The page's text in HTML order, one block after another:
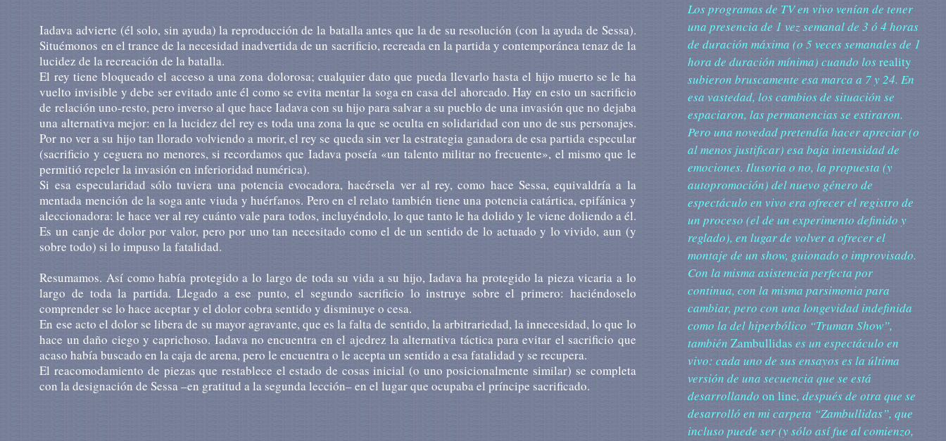
Iadava advierte (él solo, sin ayuda) la reproducción de la batalla antes que la de su resolución (con la ayuda de Sessa).
Situémonos en el trance de la necesidad inadvertida de un sacrificio, recreada en la partida y contemporánea tenaz de la
lucidez de la recreación de la batalla.
El rey tiene bloqueado el acceso a una zona dolorosa; cualquier dato que pueda llevarlo hasta el hijo muerto se le ha
vuelto invisible y debe ser evitado ante él como se evita mentar la soga en casa del ahorcado. Hay en esto un sacrificio
de relación uno-resto, pero inverso al que hace Iadava con su hijo para salvar a su pueblo de una invasión que no dejaba
una alternativa mejor: en la lucidez del rey es toda una zona la que se oculta en solidaridad con uno de sus personajes.
Por no ver a su hijo tan llorado volviendo a morir, el rey se queda sin ver la estrategia ganadora de esa partida especular
(sacrificio y ceguera no menores, si recordamos que Iadava poseía «un talento militar no frecuente», el mismo que le
permitió repeler la invasión en inferioridad numérica).
Si esa especularidad sólo tuviera una potencia evocadora, hacérsela ver al rey, como hace Sessa, equivaldría a la
mentada mención de la soga ante viuda y huérfanos. Pero en el relato también tiene una potencia catártica, epifánica y
aleccionadora: le hace ver al rey cuánto vale para todos, incluyéndolo, lo que tanto le ha dolido y le viene doliendo a él.
Es un canje de dolor por valor, pero por uno tan necesitado como el de un sentido de lo actuado y lo vivido, aun (y
sobre todo) si lo impuso la fatalidad.
Resumamos. Así como había protegido a lo largo de toda su vida a su hijo, Iadava ha protegido la pieza vicaria a lo
largo de toda la partida. Llegado a ese punto, el segundo sacrificio lo instruye sobre el primero: haciéndoselo
comprender se lo hace aceptar y el dolor cobra sentido y disminuye o cesa.
En ese acto el dolor se libera de su mayor agravante, que es la falta de sentido, la arbitrariedad, la innecesidad, lo que lo
hace un daño ciego y caprichoso. Iadava no encuentra en el ajedrez la alternativa táctica para evitar el sacrificio que
acaso había buscado en la caja de arena, pero le encuentra o le acepta un sentido a esa fatalidad y se recupera.
El reacomodamiento de piezas que restablece el estado de cosas inicial (o uno posicionalmente similar) se completa
con la designación de Sessa –en gratitud a la segunda lección– en el lugar que ocupaba el príncipe sacrificado.
Los programas de TV en vivo venían de tener
una presencia de 1 vez semanal de 3 ó 4 horas
de duración máxima (o 5 veces semanales de 1
hora de duración mínima) cuando los reality
subieron bruscamente esa marca a 7 y 24. En
esa vastedad, los cambios de situación se
espaciaron, las permanencias se estiraron.
Pero una novedad pretendía hacer apreciar (o
al menos justificar) esa baja intensidad de
emociones. Ilusoria o no, la propuesta (y
autopromoción) del nuevo género de
espectáculo en vivo era ofrecer el registro de
un proceso (el de un experimento definido y
reglado), en lugar de volver a ofrecer el
montaje de un show, guionado o improvisado.
Con la misma asistencia perfecta por
continua, con la misma parsimonia para
cambiar, pero con una longevidad indefinida
como la del hiperbólico “Truman Show”,
también Zambullidas es un espectáculo en
vivo: cada uno de sus ensayos es la última
versión de una secuencia que se está
desarrollando on line, después de otra que se
desarrolló en mi carpeta “Zambullidas”, que
incluso puede ser (y sólo así fue al comienzo,